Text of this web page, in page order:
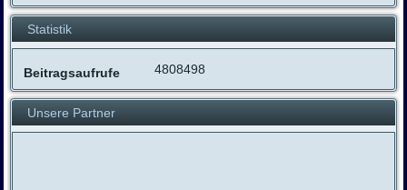
Statistik
Beitragsaufrufe 4808498
Unsere Partner